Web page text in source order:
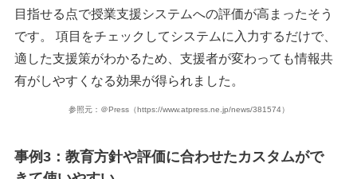
目指せる点で授業支援システムへの評価が高まったそう
です。 項目をチェックしてシステムに入力するだけで、
適した支援策がわかるため、支援者が変わっても情報共
有がしやすくなる効果が得られました。
参照元：＠Press（https://www.atpress.ne.jp/news/381574）
事例3：教育方針や評価に合わせたカスタムがで